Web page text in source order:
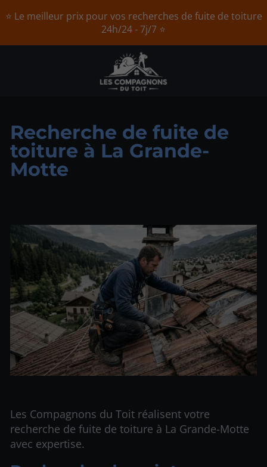
⭐ Le meilleur prix pour vos recherches de fuite de toiture
24h/24 - 7j/7 ⭐
Recherche de fuite de
toiture à La Grande-
Motte
Les Compagnons du Toit réalisent votre
recherche de fuite de toiture à La Grande-Motte
avec expertise.